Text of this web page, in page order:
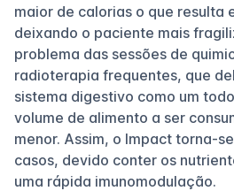
maior de calorias o que resulta
deixando o paciente mais
problema das sessões de
radioterapia frequentes, que
sistema digestivo como um
volume de alimento a ser
menor. Assim, o Impact torna-
casos, devido conter os
uma rápida imunomodulação.